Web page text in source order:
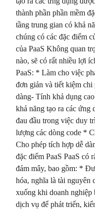
thành phần phần mềm
tầng trung gian có khả
chúng có các đặc điểm
của PaaS Không quan
nào, sẽ có rất nhiều lợi
PaaS: * Làm cho việc
đơn giản và tiết kiệm
dàng- Tính khả dụng
khả năng tạo ra các ứng
đau đầu trong việc duy
lượng các dòng code *
Cho phép tích hợp dễ
đặc điểm PaaS PaaS có
đám mây, bao gồm: *
hóa, nghĩa là tài nguyên
xuống khi doanh nghiệp
dịch vụ để phát triển,